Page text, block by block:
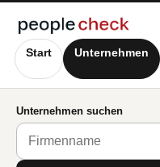
Start Unternehmen
Unternehmen suchen